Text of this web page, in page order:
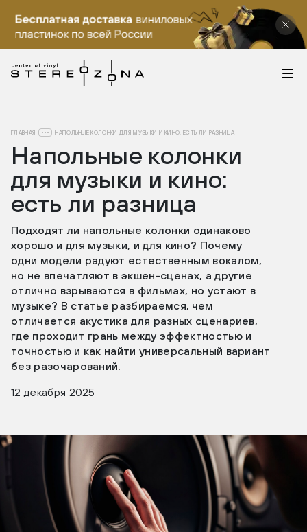
ГЛАВНАЯ НАПОЛЬНЫЕ КОЛОНКИ ДЛЯ МУЗЫКИ И КИНО: ЕСТЬ ЛИ РАЗНИЦА
Напольные колонки
для музыки и кино:
есть ли разница
Подходят ли напольные колонки одинаково
хорошо и для музыки, и для кино? Почему
одни модели радуют естественным вокалом,
но не впечатляют в экшен-сценах, а другие
отлично взрываются в фильмах, но устают в
музыке? В статье разбираемся, чем
отличается акустика для разных сценариев,
где проходит грань между эффектностью и
точностью и как найти универсальный вариант
без разочарований.
12 декабря 2025